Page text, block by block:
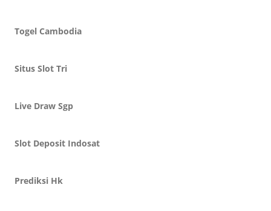
Togel Cambodia
Situs Slot Tri
Live Draw Sgp
Slot Deposit Indosat
Prediksi Hk